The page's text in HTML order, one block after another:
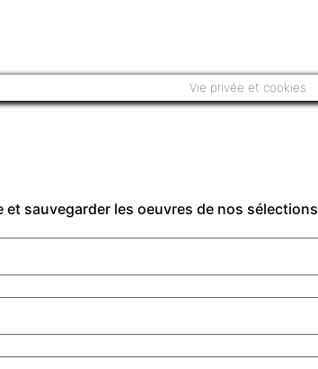
Vie privée et cookies
sauvegarder les oeuvres de nos sélections